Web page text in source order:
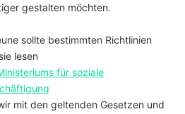
gestalten möchten.
sollte bestimmten Richtlinien
lesen
für soziale
mit den geltenden Gesetzen und